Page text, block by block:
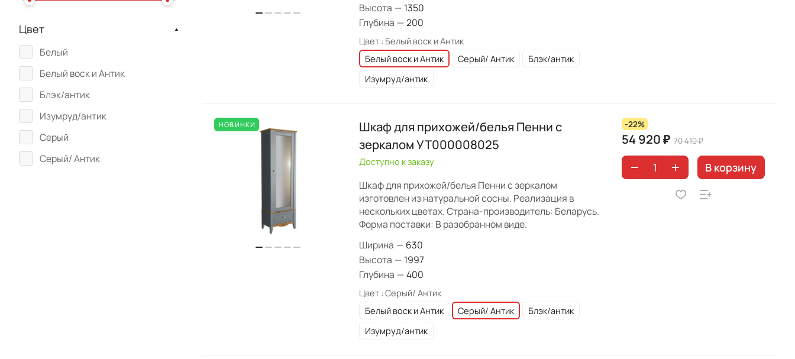
Высота — 1350
Глубина —200
Цвет : Белый воск и Антик
Белый воск и Антик
Серый/ Антик
Блэк/антик
Изумруд/антик
НОВИНКИ
Шкаф для прихожей/белья Пенни с
зеркалом УТ000008025
Доступно к заказу
Шкаф для прихожей/белья Пенни с зеркалом
изготовлен из натуральной сосны. Реализация в
нескольких цветах. Страна-производитель: Беларусь.
Форма поставки: В разобранном виде.
Ширина — 630
Высота — 1997
Глубина —400
Цвет : Серый/ Антик
Белый воск и Антик
Серый/ Антик
Блэк/антик
Изумруд/антик
-22%
54 920 ₽ 70 410 ₽
В корзину
Цвет
Белый
Белый воск и Антик
Блэк/антик
Изумруд/антик
Серый
Серый/ Антик